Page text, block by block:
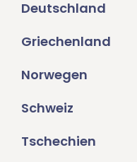
Deutschland
Griechenland
Norwegen
Schweiz
Tschechien